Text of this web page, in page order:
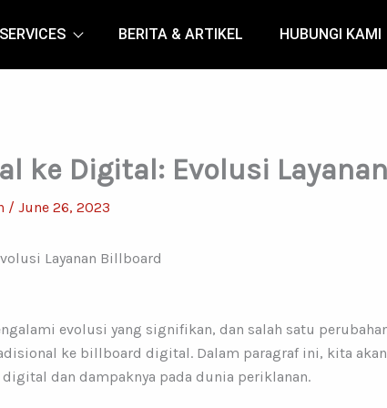
SERVICES BERITA & ARTIKEL HUBUNGI KAMI
ke Digital: Evolusi
/ June 26, 2023
Layanan Billboard
evolusi yang signifikan, dan salah satu
ke billboard digital. Dalam paragraf ini, kita
dan dampaknya pada dunia periklanan.